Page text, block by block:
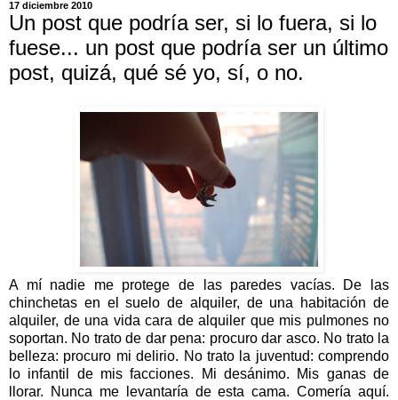
17 diciembre 2010
Un post que podría ser, si lo fuera, si lo
fuese... un post que podría ser un último
post, quizá, qué sé yo, sí, o no.
A mí nadie me protege de las paredes vacías. De las
chinchetas en el suelo de alquiler, de una habitación de
alquiler, de una vida cara de alquiler que mis pulmones no
soportan. No trato de dar pena: procuro dar asco. No trato la
belleza: procuro mi delirio. No trato la juventud: comprendo
lo infantil de mis facciones. Mi desánimo. Mis ganas de
llorar. Nunca me levantaría de esta cama. Comería aquí.